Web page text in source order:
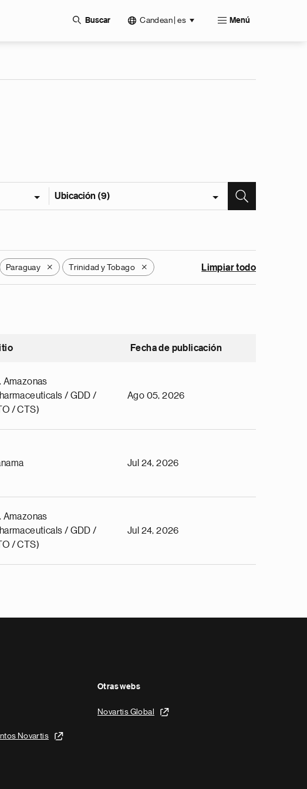
Buscar Candean | es Menú
Ubicación (9)
Paraguay X Trinidad y Tobago X Limpiar todo
Fecha de publicación
Amazonas
/ GDD /
/ CTS)
Ago 05, 2026
Jul 24, 2026
Amazonas
/ GDD /
/ CTS)
Jul 24, 2026
Novartis
Otras webs
Novartis Global